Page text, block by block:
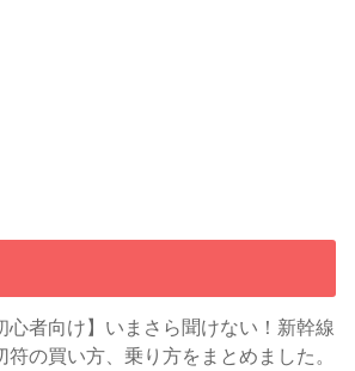
心者向け】いまさら聞けない！新幹線
符の買い方、乗り方をまとめました。